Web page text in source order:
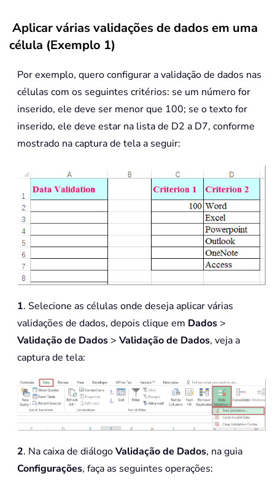
Aplicar várias validações de dados em uma
célula (Exemplo 1)
Por exemplo, quero configurar a validação de dados nas
células com os seguintes critérios: se um número for
inserido, ele deve ser menor que 100; se o texto for
inserido, ele deve estar na lista de D2 a D7, conforme
mostrado na captura de tela a seguir:
1. Selecione as células onde deseja aplicar várias
validações de dados, depois clique em Dados >
Validação de Dados > Validação de Dados, veja a
captura de tela:
2. Na caixa de diálogoValidação de Dados, na guia
Configurações, faça as seguintes operações: